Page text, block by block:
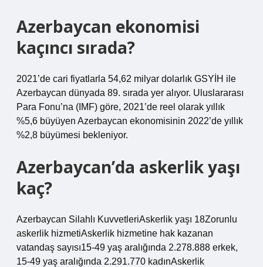
Azerbaycan ekonomisi
kaçıncı sırada?
2021’de cari fiyatlarla 54,62 milyar dolarlık GSYİH ile
Azerbaycan dünyada 89. sırada yer alıyor. Uluslararası
Para Fonu’na (IMF) göre, 2021’de reel olarak yıllık
%5,6 büyüyen Azerbaycan ekonomisinin 2022’de yıllık
%2,8 büyümesi bekleniyor.
Azerbaycan’da askerlik yaşı
kaç?
Azerbaycan Silahlı KuvvetleriAskerlik yaşı 18Zorunlu
askerlik hizmetiAskerlik hizmetine hak kazanan
vatandaş sayısı15-49 yaş aralığında 2.278.888 erkek,
15-49 yaş aralığında 2.291.770 kadınAskerlik